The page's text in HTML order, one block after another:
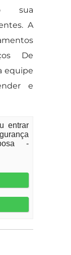
sua
A
De
equipe
e
entrar
-